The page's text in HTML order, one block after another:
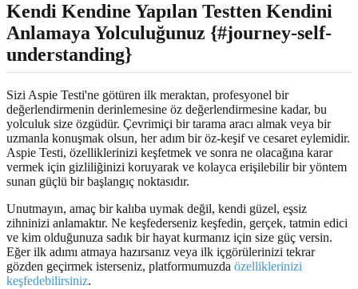
Kendi Kendine Yapılan Testten Kendini
Anlamaya Yolculuğunuz {#journey-self-
understanding}
Sizi Aspie Testi'ne götüren ilk meraktan, profesyonel bir
değerlendirmenin derinlemesine öz değerlendirmesine kadar, bu
yolculuk size özgüdür. Çevrimiçi bir tarama aracı almak veya bir
uzmanla konuşmak olsun, her adım bir öz-keşif ve cesaret eylemidir.
Aspie Testi, özelliklerinizi keşfetmek ve sonra ne olacağına karar
vermek için gizliliğinizi koruyarak ve kolayca erişilebilir bir yöntem
sunan güçlü bir başlangıç noktasıdır.
Unutmayın, amaç bir kalıba uymak değil, kendi güzel, eşsiz
zihninizi anlamaktır. Ne keşfederseniz keşfedin, gerçek, tatmin edici
ve kim olduğunuza sadık bir hayat kurmanız için size güç versin.
Eğer ilk adımı atmaya hazırsanız veya ilk içgörülerinizi tekrar
gözden geçirmek isterseniz, platformumuzda özelliklerinizi
keşfedebilirsiniz.